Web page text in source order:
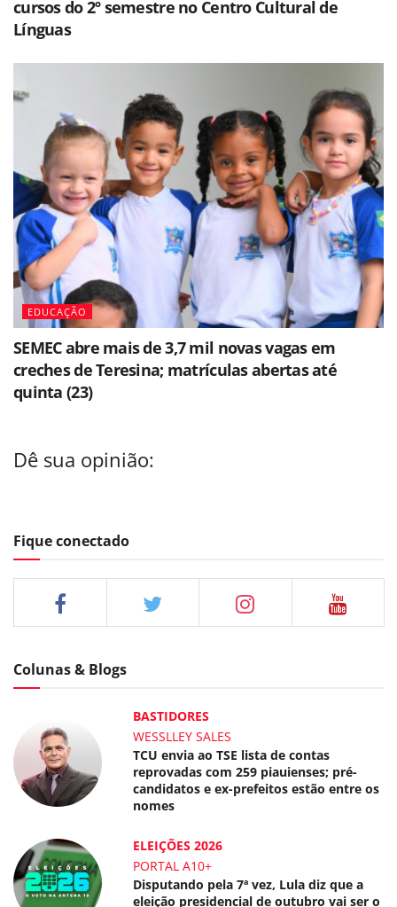
cursos do 2º semestre no Centro Cultural de
Línguas
EDUCAÇÃO
SEMEC abre mais de 3,7 mil novas vagas em
creches de Teresina; matrículas abertas até
quinta (23)
Dê sua opinião:
Fique conectado
Colunas & Blogs
BASTIDORES
WESSLLEY SALES
TCU envia ao TSE lista de contas
reprovadas com 259 piauienses; pré-
candidatos e ex-prefeitos estão entre os
nomes
ELEIÇÕES 2026
PORTAL A10+
Disputando pela 7ª vez, Lula diz que a
eleição presidencial de outubro vai ser o